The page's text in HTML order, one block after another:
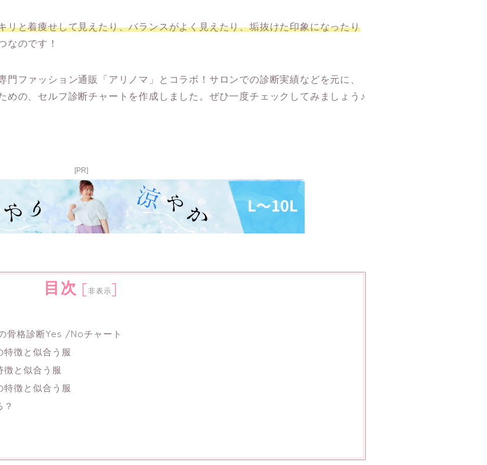
リと着痩せして見えたり、バランスがよく見えたり、垢抜けた印象になったり
なのです！
ファッション通販「アリノマ」とコラボ！サロンでの診断実績などを元に、
めの、セルフ診断チャートを作成しました。ぜひ一度チェックしてみましょう♪
[PR]
目次 [非表示]
骨格診断Yes /Noチャート
特徴と似合う服
徴と似合う服
特徴と似合う服